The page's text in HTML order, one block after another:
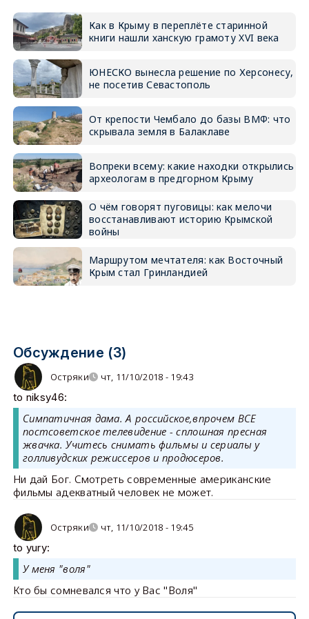
Как в Крыму в переплёте старинной
книги нашли ханскую грамоту XVI века
ЮНЕСКО вынесла решение по Херсонесу,
не посетив Севастополь
От крепости Чембало до базы ВМФ: что
скрывала земля в Балаклаве
Вопреки всему: какие находки открылись
археологам в предгорном Крыму
О чём говорят пуговицы: как мелочи
восстанавливают историю Крымской
войны
Маршрутом мечтателя: как Восточный
Крым стал Гринландией
Обсуждение (3)
Остряки чт, 11/10/2018 - 19:43
to niksy46:
Симпатичная дама. А российское,впрочем ВСЕ
постсоветское телевидение - сплошная пресная
жвачка. Учитесь снимать фильмы и сериалы у
голливудских режиссеров и продюсеров.
Ни дай Бог. Смотреть современные американские
фильмы адекватный человек не может.
Остряки чт, 11/10/2018 - 19:45
to yury:
У меня "воля"
Кто бы сомневался что у Вас "Воля"